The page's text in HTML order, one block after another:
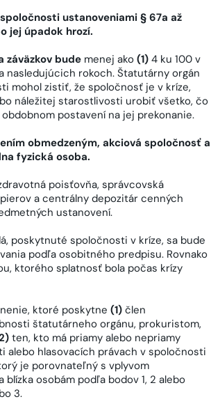
ustanoveniami § 67a až
jej úpadok hrozí.
záväzkov bude menej ako (1) 4 ku 100 v
nasledujúcich rokoch. Štatutárny orgán
mohol zistiť, že spoločnosť je v kríze,
náležitej starostlivosti urobiť všetko, čo
postavení na jej prekonanie.
obmedzeným, akciová spoločnosť a
fyzická osoba.
poisťovňa, správcovská
a centrálny depozitár cenných
ustanovení.
poskytnuté spoločnosti v kríze, sa bude
podľa osobitného predpisu. Rovnako
ktorého splatnosť bola počas krízy
ktoré poskytne (1) člen
štatutárneho orgánu, prokuristom,
ten, kto má priamy alebo nepriamy
alebo hlasovacích právach v spoločnosti
je porovnateľný s vplyvom
blízka osobám podľa bodov 1, 2 alebo
3.